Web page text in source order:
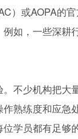
）或AOPA的
如，一些深
不少机构把
熟练度和应
学员都有足